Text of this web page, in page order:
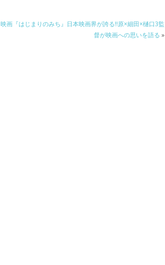
映画『はじまりのみち』日本映画界が誇る!!原×細田×樋口3監
督が映画への思いを語る »